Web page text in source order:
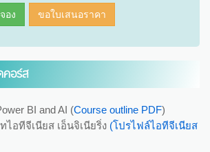
อง ขอใบเสนอราคา
คอร์ส
BI and AI (Course outline PDF)
อทีจีเนียส เอ็นจิเนียริ่ง (โปรไฟล์ไอทีจีเนียส